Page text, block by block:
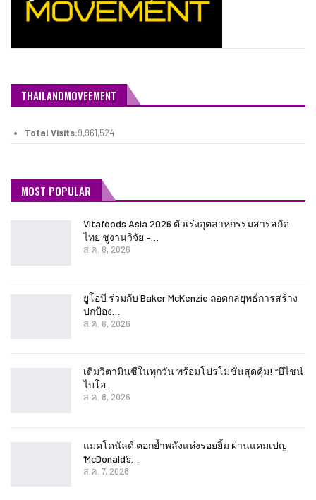
THAILANDMOVEEMENT
Total Visits:9,961,524
MOST POPULAR
Vitafoods Asia 2026 ตัวเร่งอุตสาหกรรมสารสกัด
ไทย ชูงานวิจัย –…
ส.ค. 8, 2026
ยูโอบี ร่วมกับ Baker McKenzie ถอดกลยุทธ์การสร้าง
ปกป้อง…
ส.ค. 8, 2026
เติมวิตามินซีในทุกวัน พร้อมโปรโมชั่นสุดคุ้ม! “บีไชน์
ไบโอ…
ส.ค. 8, 2026
แมคโดนัลด์ ตอกย้ำพลังแห่งรอยยิ้ม ผ่านแคมเปญ
‘McDonald’s…
ส.ค. 7, 2026